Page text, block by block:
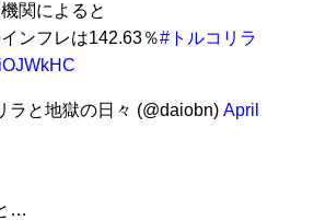
関によると
ンフレは142.63％#トルコリラ
と地獄の日々 (@daiobn) April
…